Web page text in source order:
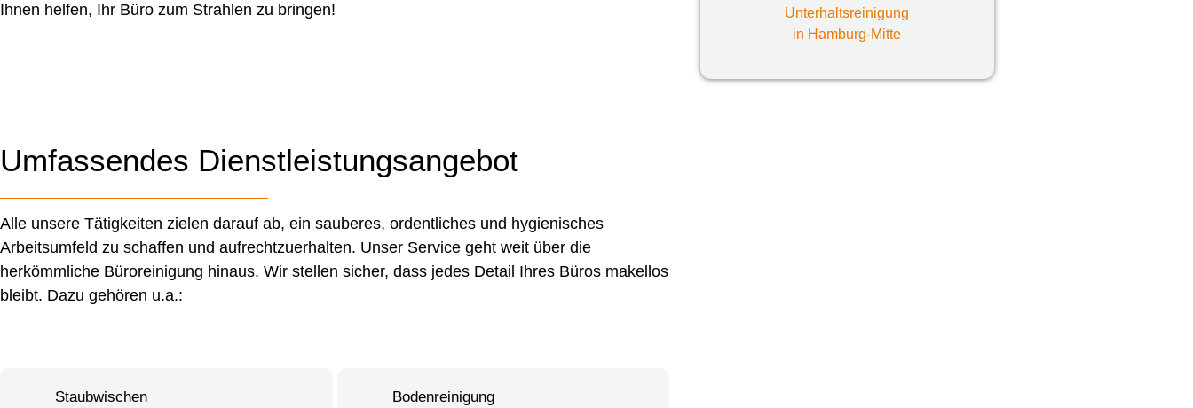
Ihnen helfen, Ihr Büro zum Strahlen zu bringen!
Umfassendes Dienstleistungsangebot
Alle unsere Tätigkeiten zielen darauf ab, ein sauberes, ordentliches und hygienisches
Arbeitsumfeld zu schaffen und aufrechtzuerhalten. Unser Service geht weit über die
herkömmliche Büroreinigung hinaus. Wir stellen sicher, dass jedes Detail Ihres Büros makellos
bleibt. Dazu gehören u.a.:
Staubwischen Bodenreinigung